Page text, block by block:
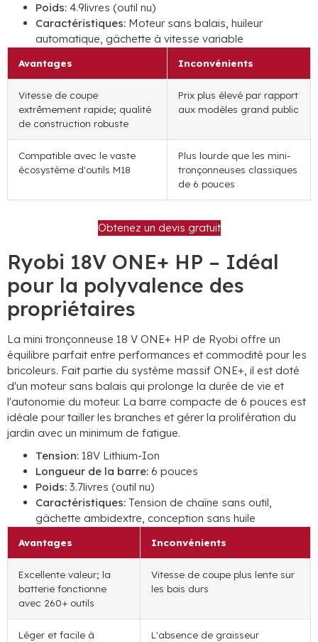
Poids: 4.9livres (outil nu)
Caractéristiques: Moteur sans balais, huileur
automatique, gâchette à vitesse variable
Avantages Inconvénients
Vitesse de coupe
extrêmement rapide; qualité
de construction robuste
Prix ​​​​plus élevé par rapport
aux modèles grand public
Compatible avec le vaste
écosystème d'outils M18
Plus lourde que les mini-
tronçonneuses classiques
de 6 pouces
Obtenez un devis gratuit
Ryobi 18V ONE+ HP – Idéal
pour la polyvalence des
propriétaires
La mini tronçonneuse 18 V ONE+ HP de Ryobi offre un
équilibre parfait entre performances et commodité pour les
bricoleurs. Fait partie du système massif ONE+, il est doté
d'un moteur sans balais qui prolonge la durée de vie et
l'autonomie du moteur. La barre compacte de 6 pouces est
idéale pour tailler les branches et gérer la prolifération du
jardin avec un minimum de fatigue.
Tension: 18V Lithium-Ion
Longueur de la barre: 6 pouces
Poids: 3.7livres (outil nu)
Caractéristiques: Tension de chaîne sans outil,
gâchette ambidextre, conception sans huile
Avantages Inconvénients
Excellente valeur; la
batterie fonctionne
avec 260+ outils
Vitesse de coupe plus lente sur
les bois durs
Léger et facile à
L'absence de graisseur